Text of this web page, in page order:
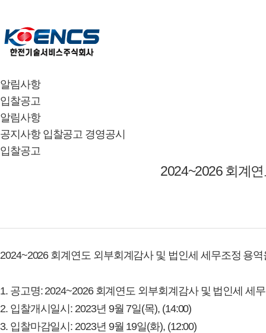
알림사항
입찰공고
알림사항
공지사항 입찰공고 경영공시
입찰공고
2024~2026 회계
2024~2026 회계연도 외부회계감사 및 법인세 세무조정 용
1. 공고명: 2024~2026 회계연도 외부회계감사 및 법인세 세
2. 입찰개시일시: 2023년 9월 7일(목), (14:00)
3. 입찰마감일시: 2023년 9월 19일(화), (12:00)